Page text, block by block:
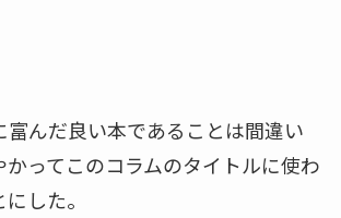
富んだ良い本であることは間違い
かってこのコラムのタイトルに使わ
した。